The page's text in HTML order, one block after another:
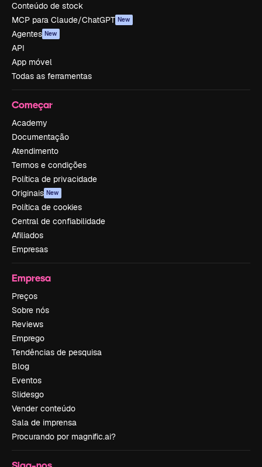
Conteúdo de stock
MCP para Claude/ChatGPT New
Agentes New
API
App móvel
Todas as ferramentas
Começar
Academy
Documentação
Atendimento
Termos e condições
Política de privacidade
Originais New
Política de cookies
Central de confiabilidade
Afiliados
Empresas
Empresa
Preços
Sobre nós
Reviews
Emprego
Tendências de pesquisa
Blog
Eventos
Slidesgo
Vender conteúdo
Sala de imprensa
Procurando por magnific.ai?